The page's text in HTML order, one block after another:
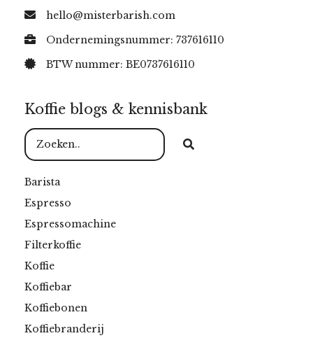
hello@misterbarish.com
Ondernemingsnummer: 737616110
BTW nummer: BE0737616110
Koffie blogs & kennisbank
Barista
Espresso
Espressomachine
Filterkoffie
Koffie
Koffiebar
Koffiebonen
Koffiebranderij